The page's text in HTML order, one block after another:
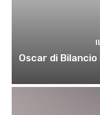
Oscar di Bilancio